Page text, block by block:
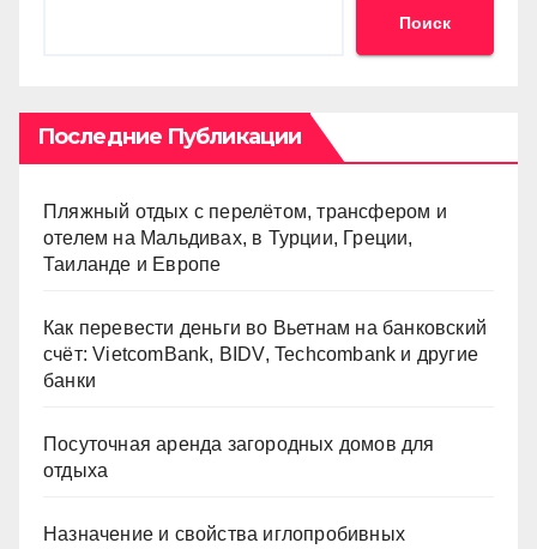
Поиск
Последние Публикации
Пляжный отдых с перелётом, трансфером и
отелем на Мальдивах, в Турции, Греции,
Таиланде и Европе
Как перевести деньги во Вьетнам на банковский
счёт: VietcomBank, BIDV, Techcombank и другие
банки
Посуточная аренда загородных домов для
отдыха
Назначение и свойства иглопробивных